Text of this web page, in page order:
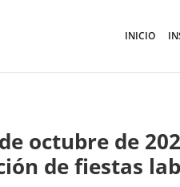
INICIO
octubre de
de fiestas